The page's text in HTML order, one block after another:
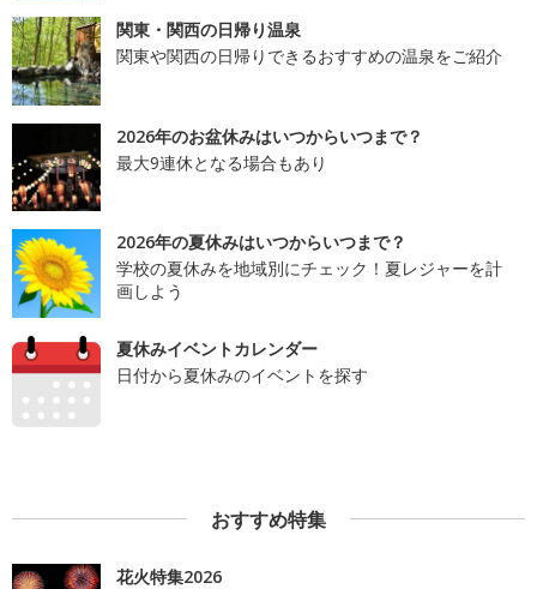
関東・関西の日帰り温泉
関東や関西の日帰りできるおすすめの温泉をご紹介
2026年のお盆休みはいつからいつまで？
最大9連休となる場合もあり
2026年の夏休みはいつからいつまで？
学校の夏休みを地域別にチェック！夏レジャーを計
画しよう
夏休みイベントカレンダー
日付から夏休みのイベントを探す
おすすめ特集
花火特集2026